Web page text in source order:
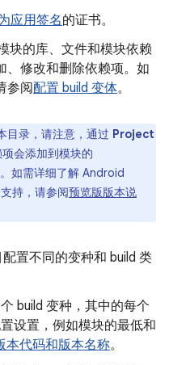
应用签名的证书。
块的库、文件和模块依赖
、修改和删除依赖项。如
参阅配置 build 变体。
目录，请注意，通过 Project
会添加到模块的
如需详细了解 Android
持，请参阅预览版版本说
置不同的变种和 build 类
build 变种，其中的每个
设置，例如模块的最低和
本代码和版本名称。